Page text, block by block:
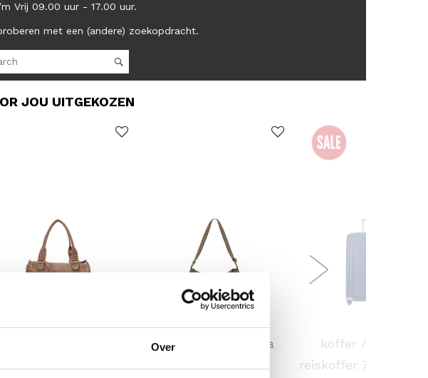
Over
Vrij 09.00 uur - 17.00 uur.
met een (andere) zoekopdracht.
JOU UITGEKOZEN
crossbodytas skara
koffer / trolley /
reiskoffer 75 cm